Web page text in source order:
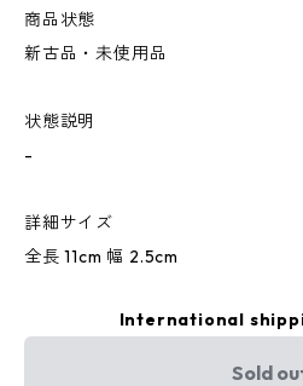
商品状態
新古品・未使用品
状態説明
-
詳細サイズ
全長 11cm 幅 2.5cm
International
Sold